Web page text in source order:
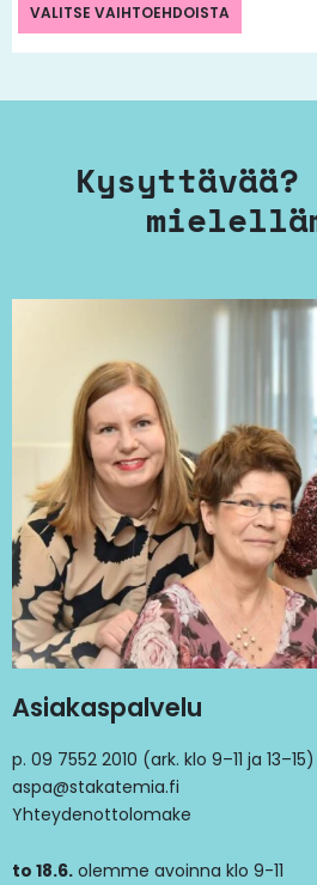
VALITSE VAIHTOEHDOISTA
Kysyttävää?
Asiakaspalvelu
p. 09 7552 2010 (ark. klo 9–11 ja 13–15)
aspa@stakatemia.fi
Yhteydenottolomake
to 18.6. olemme avoinna klo 9-11